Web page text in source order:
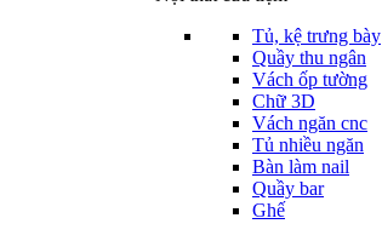
Tủ, kệ trưng bày
Quầy thu ngân
Vách ốp tường
Chữ 3D
Vách ngăn cnc
Tủ nhiều ngăn
Bàn làm nail
Quầy bar
Ghế